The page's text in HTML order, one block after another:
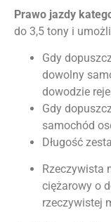
Prawo jazdy
do 3,5 tony i
Gdy
dowolny
dowodzie
Gdy
samochód
Długość
Rzeczywista
ciężarowy o
rzeczywistej